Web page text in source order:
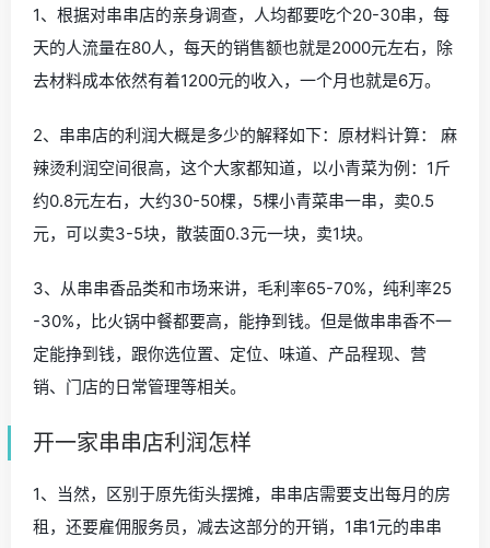
1、根据对串串店的亲身调查，人均都要吃个20-30串，每
天的人流量在80人，每天的销售额也就是2000元左右，除
去材料成本依然有着1200元的收入，一个月也就是6万。
2、串串店的利润大概是多少的解释如下：原材料计算： 麻
辣烫利润空间很高，这个大家都知道，以小青菜为例：1斤
约0.8元左右，大约30-50棵，5棵小青菜串一串，卖0.5
元，可以卖3-5块，散装面0.3元一块，卖1块。
3、从串串香品类和市场来讲，毛利率65-70%，纯利率25
-30%，比火锅中餐都要高，能挣到钱。但是做串串香不一
定能挣到钱，跟你选位置、定位、味道、产品程现、营
销、门店的日常管理等相关。
开一家串串店利润怎样
1、当然，区别于原先街头摆摊，串串店需要支出每月的房
租，还要雇佣服务员，减去这部分的开销，1串1元的串串